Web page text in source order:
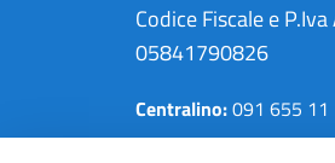
Codice Fiscale e P.Iva
05841790826
Centralino:091 655 11
Pec: